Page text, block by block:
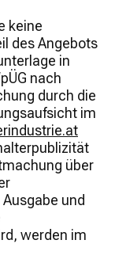
keine
des Angebots
in
nach
durch die
im
über
und
werden im